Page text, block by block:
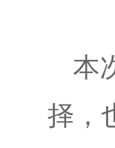
本
择，